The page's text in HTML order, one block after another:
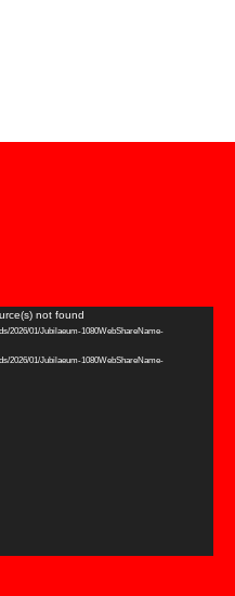
not found
2026/01/Jubilaeum-1080WebShareName-
2026/01/Jubilaeum-1080WebShareName-